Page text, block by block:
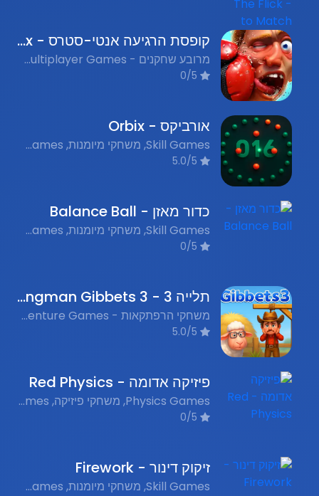
קופסת הרגיעה אנטי-סטרס - Antistress - Relaxation Box
מרובע שחקנים - Multiplayer Games, משחקי צחוק - Funny Games
אורביקס - Orbix
Skill Games, משחקי מיומנות, Flash Games, משחקי פלאש נוסטלגים
כדור מאזן - Balance Ball
Skill Games, משחקי מיומנות, Puzzle Games, משחקי חידות, Nostalgic Flash Games, משחקי פלאש נוסטלגים
תלייה 3 - Hangman Gibbets 3
משחקי הרפתקאות - Adventure Games, משחקי יריות - Shooting Games, משחקי פלאש נוסטלגיים - Nostalgic Flash Games, משחקי מיומנות - Skill Games
פיזיקה אדומה - Red Physics
Physics Games, משחקי פיזיקה, Flash Games, משחקי פלאש נוסטלגים, Skill Games, משחקי מיומנות
זיקוק דינור - Firework
Skill Games, משחקי מיומנות, Nostalgic Flash Games, משחקי פלאש נוסטלגים